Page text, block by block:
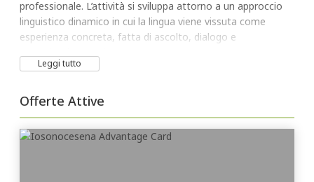
professionale. L’attività si sviluppa attorno a un approccio
linguistico dinamico in cui la lingua viene vissuta come
esperienza concreta, fatta di ascolto, dialogo e
Icorsi di lingue a Cesena
pensati per adattarsi ai
personali. L’insegnamento si basa su un metodo
immersivo che privilegia la comunicazione reale, favorendo
Leggi tutto
Offerte Attive